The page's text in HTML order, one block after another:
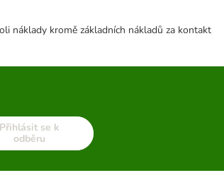
náklady kromě základních nákladů za kontakt
Přihlásit se k
odběru